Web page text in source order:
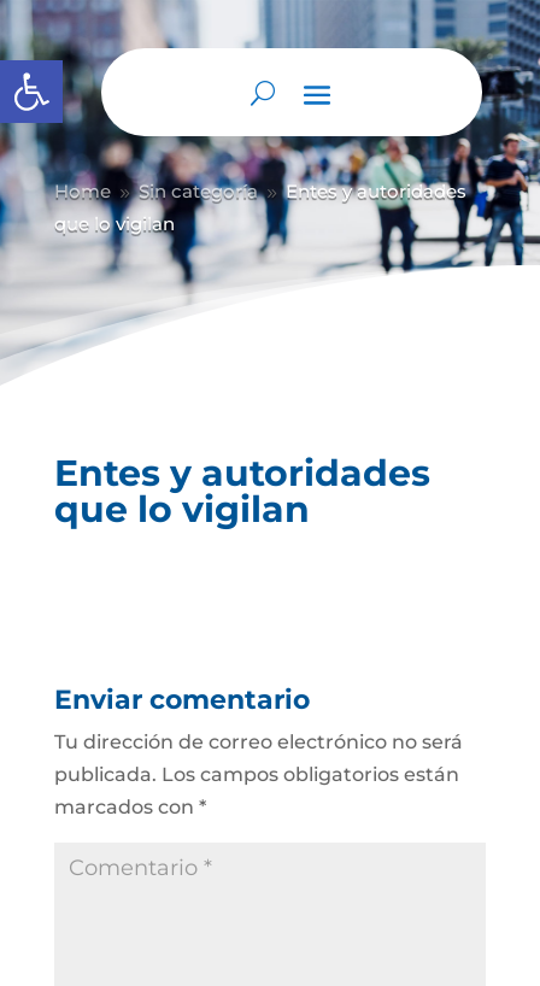
Abrir barra de herramientas
Home 9 Sin categoría 9 Entes y autoridades
que lo vigilan
Entes y autoridades
que lo vigilan
Enviar comentario
Tu dirección de correo electrónico no será
publicada. Los campos obligatorios están
marcados con *